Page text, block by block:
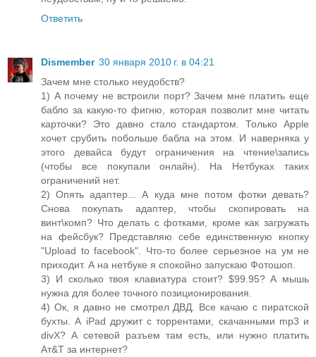
Ответить
Dismember 30 января 2010 г. в 04:21
Зачем мне столько неудобств?
1) А почему не встроили порт? Зачем мне платить еще
бабло за какую-то фигню, которая позволит мне читать
карточки? Это давно стало стандартом. Только Apple
хочет срубить побольше бабла на этом. И наверняка у
этого девайса будут ограничения на чтение\запись
(чтобы все покупали онлайн). На Нетбуках таких
ограничений нет.
2) Опять адаптер... А куда мне потом фотки девать?
Снова покупать адаптер, чтобы скопировать на
винт\комп? Что делать с фотками, кроме как загружать
на фейсбук? Представляю себе единственную кнопку
"Upload to facebook". Что-то более серьезное на ум не
приходит. А на нетбуке я спокойно запускаю Фотошоп.
3) И сколько твоя клавиатура стоит? $99.95? А мышь
нужна для более точного позиционирования.
4) Ок, я давно не смотрел ДВД. Все качаю с пиратской
бухты. А iPad дружит с торрентами, скачанными mp3 и
divX? А сетевой разъем там есть, или нужно платить
Ат&Т за интернет?